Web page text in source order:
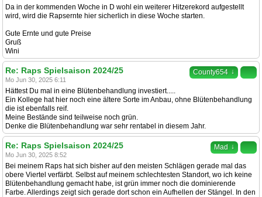
Da in der kommenden Woche in D wohl ein weiterer Hitzerekord aufgestellt
wird, wird die Rapsernte hier sicherlich in diese Woche starten.
Gute Ernte und gute Preise
Gruß
Wini
County654 ↓
Re: Raps Spielsaison 2024/25
Mo Jun 30, 2025 6:11
Hättest Du mal in eine Blütenbehandlung investiert.....
Ein Kollege hat hier noch eine ältere Sorte im Anbau, ohne Blütenbehandlung
die ist ebenfalls reif.
Meine Bestände sind teilweise noch grün.
Denke die Blütenbehandlung war sehr rentabel in diesem Jahr.
Mad ↓
Re: Raps Spielsaison 2024/25
Mo Jun 30, 2025 8:52
Bei meinem Raps hat sich bisher auf den meisten Schlägen gerade mal das
obere Viertel verfärbt. Selbst auf meinem schlechtesten Standort, wo ich keine
Blütenbehandlung gemacht habe, ist grün immer noch die dominierende
Farbe. Allerdings zeigt sich gerade dort schon ein Aufhellen der Stängel. In den